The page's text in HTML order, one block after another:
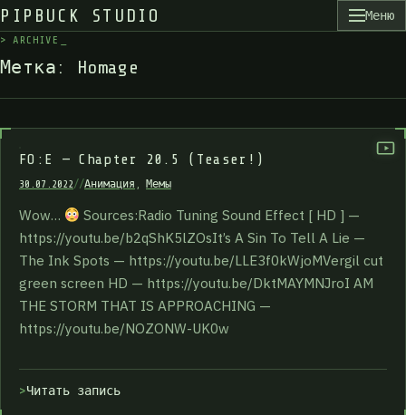
PIPBUCK STUDIO Меню
> A RC HIV E
Метка : Homag e
FO:E — Chapter 20.5 (Teaser!)
30.07.2022//Анимация , Мемы
Wow…
Sources:Radio Tuning Sound Effect [ HD ] —
https://youtu.be/b2qShK5lZOsIt’s A Sin To Tell A Lie —
The Ink Spots — https://youtu.be/LLE3f0kWjoMVergil cut
green screen HD — https://youtu.be/DktMAYMNJroI AM
THE STORM THAT IS APPROACHING —
https://youtu.be/NOZONW-UK0w
Читать запись